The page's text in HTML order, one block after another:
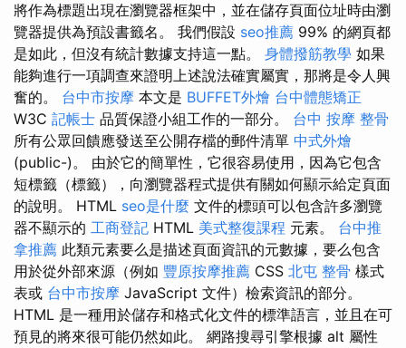
將作為標題出現在瀏覽器框架中，並在儲存頁面位址時由瀏
覽器提供為預設書籤名。 我們假設 seo推薦 99% 的網頁都
是如此，但沒有統計數據支持這一點。 身體撥筋教學 如果
能夠進行一項調查來證明上述說法確實屬實，那將是令人興
奮的。 台中市按摩 本文是 BUFFET外燴 台中體態矯正
W3C 記帳士 品質保證小組工作的一部分。 台中 按摩 整骨
所有公眾回饋應發送至公開存檔的郵件清單 中式外燴
(public-)。 由於它的簡單性，它很容易使用，因為它包含
短標籤（標籤），向瀏覽器程式提供有關如何顯示給定頁面
的說明。 HTML seo是什麼 文件的標頭可以包含許多瀏覽
器不顯示的 工商登記 HTML 美式整復課程 元素。 台中推
拿推薦 此類元素要么是描述頁面資訊的元數據，要么包含
用於從外部來源（例如 豐原按摩推薦 CSS 北屯 整骨 樣式
表或 台中市按摩 JavaScript 文件）檢索資訊的部分。
HTML 是一種用於儲存和格式化文件的標準語言，並且在可
預見的將來很可能仍然如此。 網路搜尋引擎根據 alt 屬性